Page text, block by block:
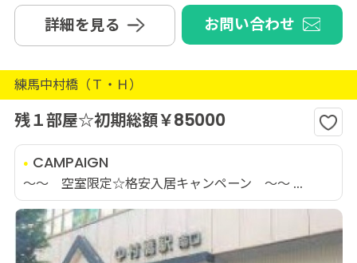
詳細を見る お問い合わせ
練馬中村橋（Ｔ・Ｈ）
残１部屋☆初期総額￥85000
CAMPAIGN
～～ 空室限定☆格安入居キャンペーン ～～ ...